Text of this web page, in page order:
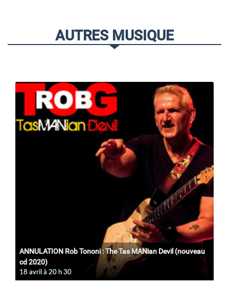
AUTRES MUSIQUE
ANNULATION Rob Tononi : The Tas MANian Devil (nouveau
cd 2020)
18 avril à 20 h 30